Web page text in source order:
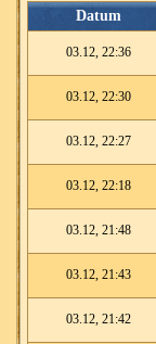
Datum
03.12, 22:36
03.12, 22:30
03.12, 22:27
03.12, 22:18
03.12, 21:48
03.12, 21:43
03.12, 21:42